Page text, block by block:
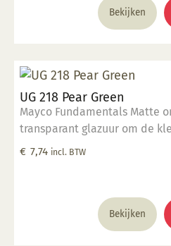
Bekijken
UG 218 Pear Green
Mayco Fundamentals Matte
transparant glazuur om de
Geschikt voor gebruiksgoed
€ 7,74 incl. BTW
Bekijken